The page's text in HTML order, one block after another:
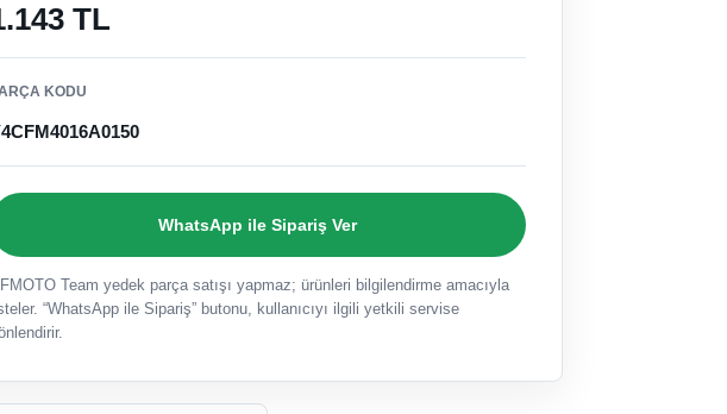
TL
KODU
WhatsApp ile Sipariş Ver
Team yedek parça satışı yapmaz; ürünleri bilgilendirme amacıyla
“WhatsApp ile Sipariş” butonu, kullanıcıyı ilgili yetkili servise